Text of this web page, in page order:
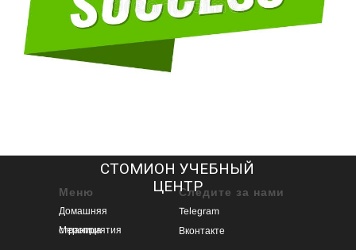
Меню
Домашняя
страница
Следите за нами
Telegram
СТОМИОН УЧЕБНЫЙ
ЦЕНТР
Вконтакте
Мероприятия